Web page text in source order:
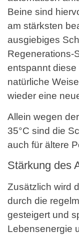
Beine sind
am stärksten
ausgiebiges
Regenerations-
entspannt
natürliche
wieder eine
Allein wegen
35°C sind die
auch für ältere
Stärkung des
Zusätzlich wird
durch die
gesteigert und
Lebensenergie